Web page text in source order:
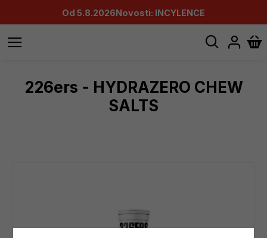
Od 5.8.2026Novosti: INCYLENCE
226ers - HYDRAZERO CHEW
SALTS